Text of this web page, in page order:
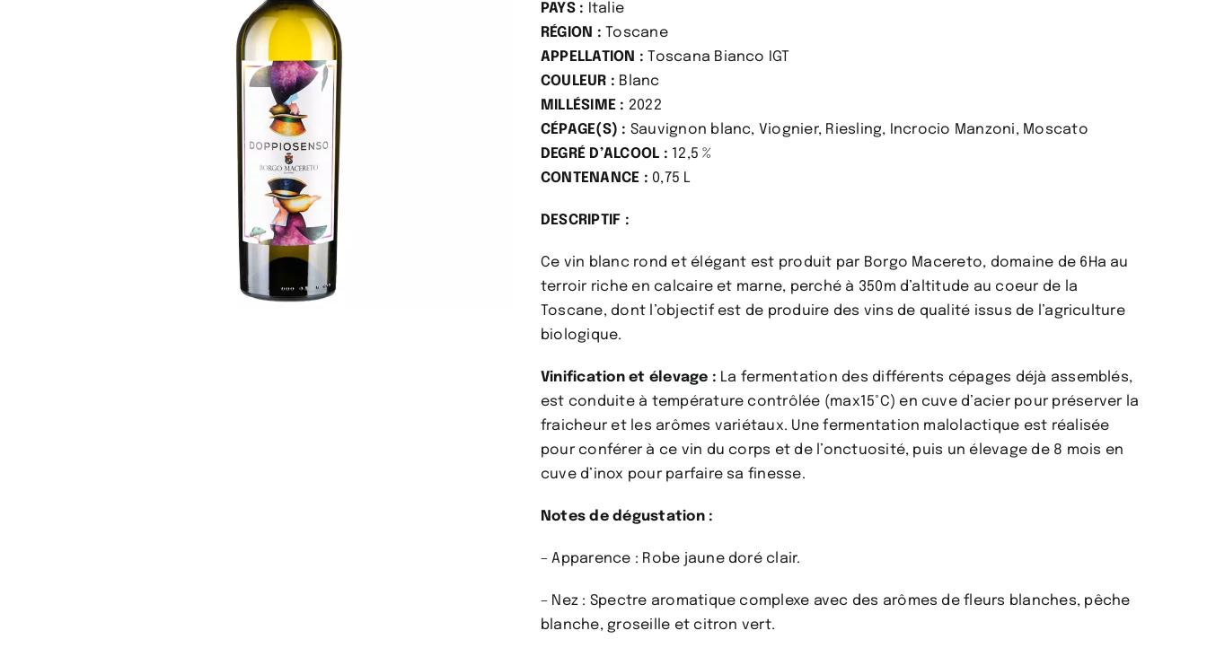
PAYS : Italie
RÉGION : Toscane
APPELLATION : Toscana Bianco IGT
COULEUR : Blanc
MILLÉSIME : 2022
CÉPAGE(S) : Sauvignon blanc, Viognier, Riesling, Incrocio Manzoni, Moscato
DEGRÉ D’ALCOOL : 12,5 %
CONTENANCE : 0,75 L
DESCRIPTIF :
Ce vin blanc rond et élégant est produit par Borgo Macereto, domaine de 6Ha au
terroir riche en calcaire et marne, perché à 350m d’altitude au coeur de la
Toscane, dont l’objectif est de produire des vins de qualité issus de l’agriculture
biologique.
Vinification et élevage : La fermentation des différents cépages déjà assemblés,
est conduite à température contrôlée (max15°C) en cuve d’acier pour préserver la
fraicheur et les arômes variétaux. Une fermentation malolactique est réalisée
pour conférer à ce vin du corps et de l’onctuosité, puis un élevage de 8 mois en
cuve d’inox pour parfaire sa finesse.
Notes de dégustation :
– Apparence : Robe jaune doré clair.
– Nez : Spectre aromatique complexe avec des arômes de fleurs blanches, pêche
blanche, groseille et citron vert.